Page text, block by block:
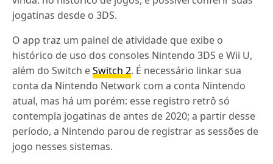
jogatinas desde o 3DS.
O app traz um painel de atividade que exibe o
histórico de uso dos consoles Nintendo 3DS e Wii U,
além do Switch eSwitch 2. É necessário linkar sua
conta da Nintendo Network com a conta Nintendo
atual, mas há um porém: esse registro retrô só
contempla jogatinas de antes de 2020; a partir desse
período, a Nintendo parou de registrar as sessões de
jogo nesses sistemas.